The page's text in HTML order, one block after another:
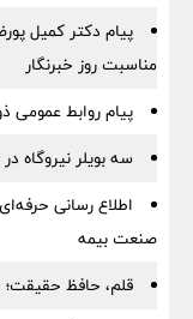
پیام دکتر کمیل
مناسبت روز خبرنگار
پیام روابط عمومی
سه بویلر نیروگاه
اطلاع رسانی
صنعت بیمه
قلم، حافظ حقیقت؛